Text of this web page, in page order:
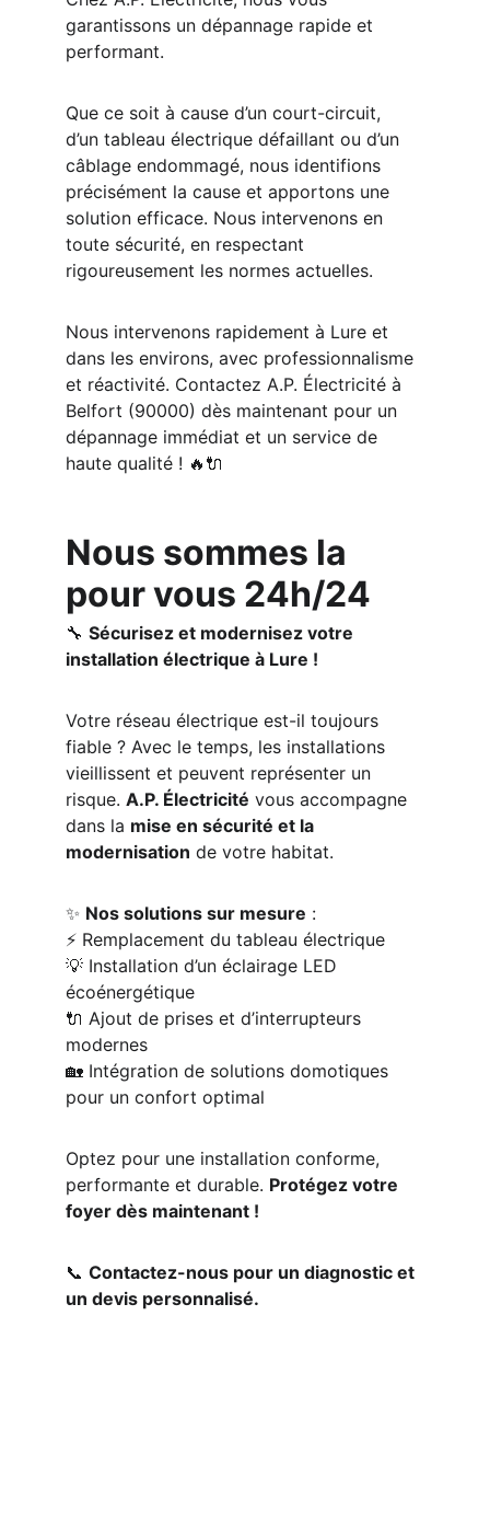
garantissons un dépannage rapide et
performant.
Que ce soit à cause d’un court-circuit,
d’un tableau électrique défaillant ou d’un
câblage endommagé, nous identifions
précisément la cause et apportons une
solution efficace. Nous intervenons en
toute sécurité, en respectant
rigoureusement les normes actuelles.
Nous intervenons rapidement à Lure et
dans les environs, avec professionnalisme
et réactivité. Contactez A.P. Électricité à
Belfort (90000) dès maintenant pour un
dépannage immédiat et un service de
haute qualité ! 🔥🔌
Nous sommes la
pour vous 24h/24
🔧 Sécurisez et modernisez votre
installation électrique à Lure !
Votre réseau électrique est-il toujours
fiable ? Avec le temps, les installations
vieillissent et peuvent représenter un
risque. A.P. Électricité vous accompagne
dans la mise en sécurité et la
modernisation de votre habitat.
✨ Nos solutions sur mesure :
⚡ Remplacement du tableau électrique
💡 Installation d’un éclairage LED
écoénergétique
🔌 Ajout de prises et d’interrupteurs
modernes
🏡 Intégration de solutions domotiques
pour un confort optimal
Optez pour une installation conforme,
performante et durable. Protégez votre
foyer dès maintenant !
📞 Contactez-nous pour un diagnostic et
un devis personnalisé.